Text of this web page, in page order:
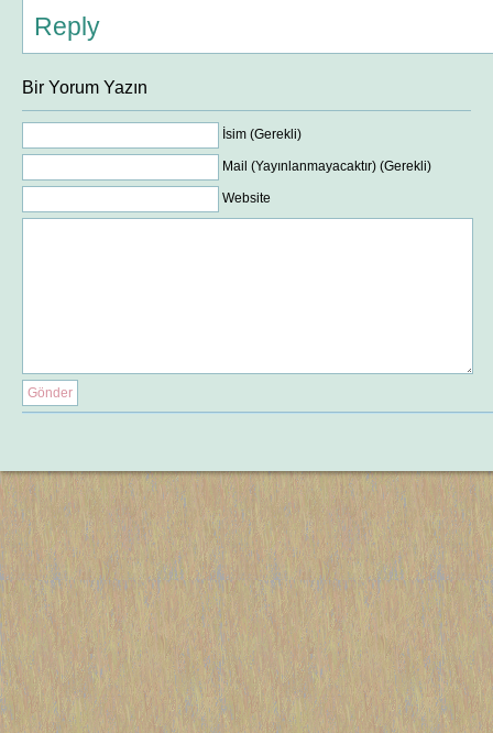
Reply
Bir Yorum Yazın
İsim (Gerekli)
Mail (Yayınlanmayacaktır) (Gerekli)
Website